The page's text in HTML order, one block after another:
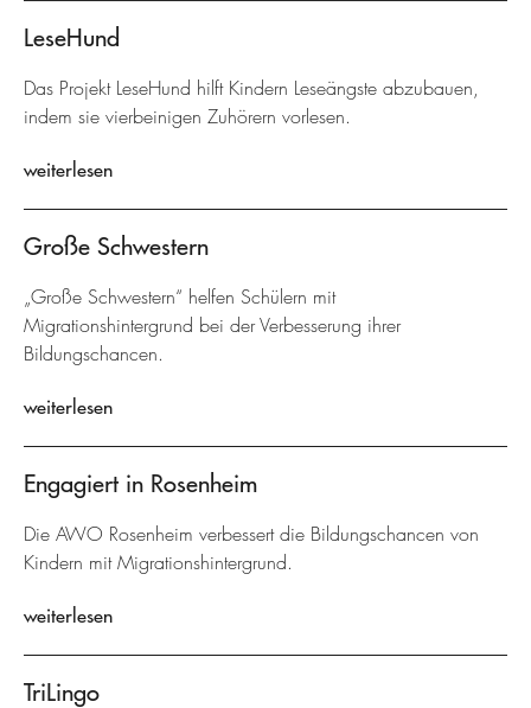
LeseHund
Das Projekt LeseHund hilft Kindern Leseängste abzubauen,
indem sie vierbeinigen Zuhörern vorlesen.
weiterlesen
Große Schwestern
„Große Schwestern“ helfen Schülern mit
Migrationshintergrund bei der Verbesserung ihrer
Bildungschancen.
weiterlesen
Engagiert in Rosenheim
Die AWO Rosenheim verbessert die Bildungschancen von
Kindern mit Migrationshintergrund.
weiterlesen
TriLingo